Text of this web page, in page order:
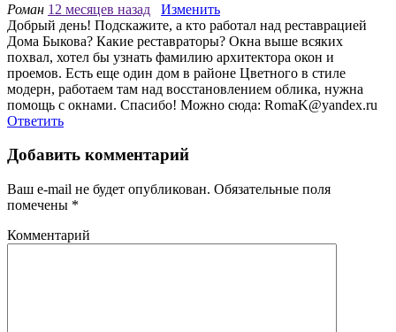
Роман 12 месяцев назад
Изменить
Добрый день! Подскажите, а кто работал над реставрацией
Дома Быкова? Какие реставраторы? Окна выше всяких
похвал, хотел бы узнать фамилию архитектора окон и
проемов. Есть еще один дом в районе Цветного в стиле
модерн, работаем там над восстановлением облика, нужна
помощь с окнами. Спасибо! Можно сюда: RomaK@yandex.ru
Ответить
Добавить комментарий
Ваш e-mail не будет опубликован. Обязательные поля
помечены *
Комментарий